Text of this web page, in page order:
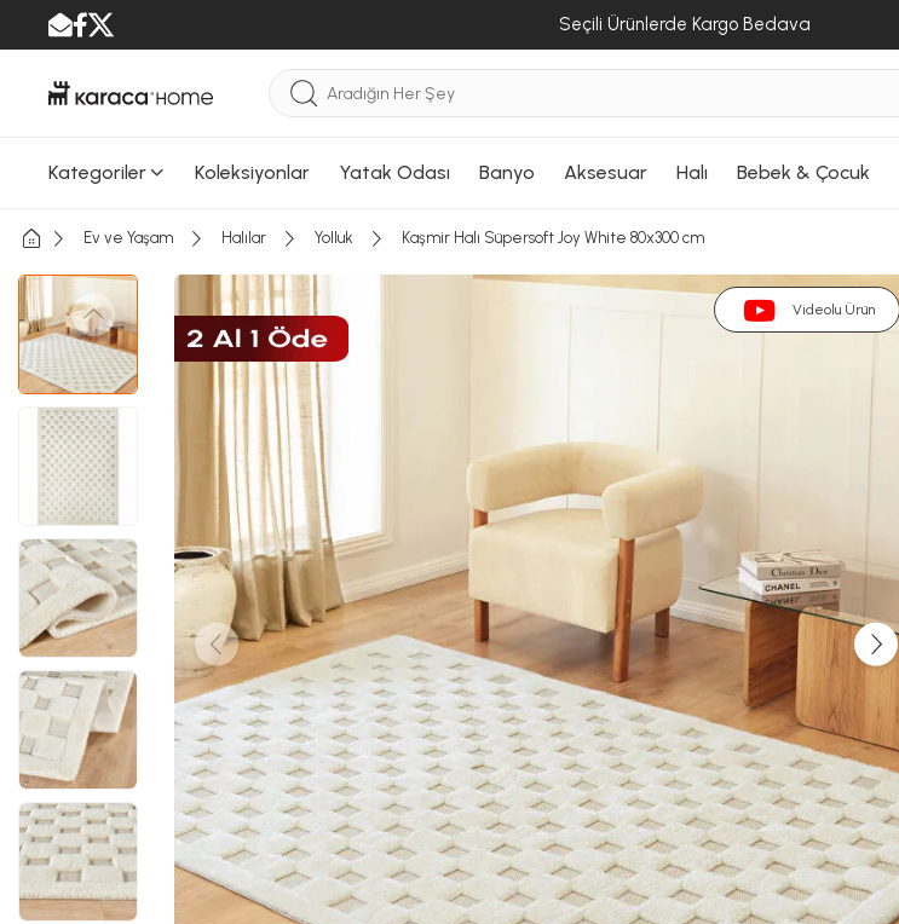
Seçili Ürünlerde Kargo Bedava
Kategoriler Koleksiyonlar Yatak Odası Banyo Aksesuar Halı Bebek & Çocuk
Ev ve Yaşam Halılar Yolluk Kaşmir Halı Süpersoft Joy White 80x300 cm
Videolu Ürün